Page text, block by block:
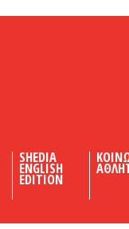
SHEDIA
ENGLISH
EDITION